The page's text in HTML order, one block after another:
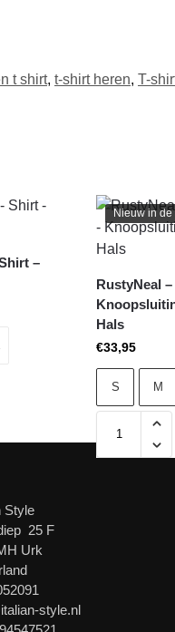
t shirt, t-shirt heren, T-
–
Nieuw in de
RustyNeal
Hals
€33,95
S M
Style
25 F
Urk
style.nl